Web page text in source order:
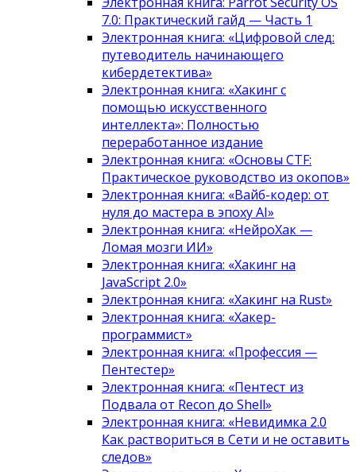
7.0: Практический гайд — Часть 1
Электронная книга: «Цифровой след:
путеводитель начинающего
кибердетектива»
Электронная книга: «Хакинг с
помощью искусственного
интеллекта»: Полностью
переработанное издание
Электронная книга: «Основы CTF:
Практическое руководство из окопов»
Электронная книга: «Вайб-кодер: от
нуля до мастера в эпоху AI»
Электронная книга: «НейроХак —
Ломая мозги ИИ»
Электронная книга: «Хакинг на
JavaScript 2.0»
Электронная книга: «Хакинг на Rust»
Электронная книга: «Хакер-
программист»
Электронная книга: «Профессия —
Пентестер»
Электронная книга: «Пентест из
Подвала от Recon до Shell»
Электронная книга: «Невидимка 2.0
Как раствориться в Сети и не оставить
следов»